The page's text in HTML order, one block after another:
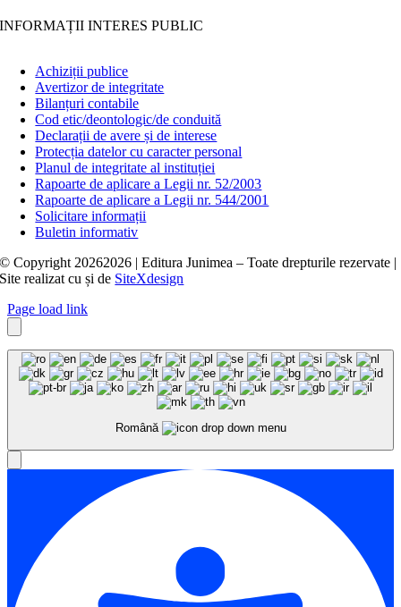
INFORMAȚII INTERES PUBLIC
Achiziții publice
Avertizor de integritate
Bilanțuri contabile
Cod etic/deontologic/de conduită
Declarații de avere și de interese
Protecția datelor cu caracter personal
Planul de integritate al instituției
Rapoarte de aplicare a Legii nr. 52/2003
Rapoarte de aplicare a Legii nr. 544/2001
Solicitare informații
Buletin informativ
© Copyright 20262026 | Editura Junimea – Toate drepturile rezervate |
Site realizat cușide SiteXdesign
Page load link
Română